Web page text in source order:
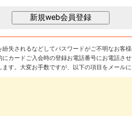
失されるなどしてパスワードがご不明なお客様
カードご入会時の登録お電話番号にお電話させ
す。大変お手数ですが、以下の項目をメールに